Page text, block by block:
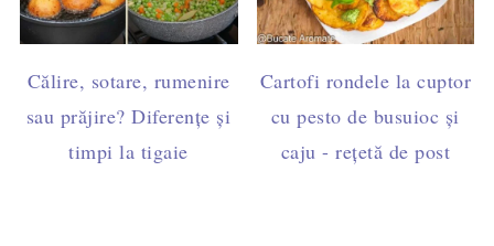
Călire, sotare, rumenire
sau prăjire? Diferențe și
timpi la tigaie
Cartofi rondele la cuptor
cu pesto de busuioc și
caju - rețetă de post